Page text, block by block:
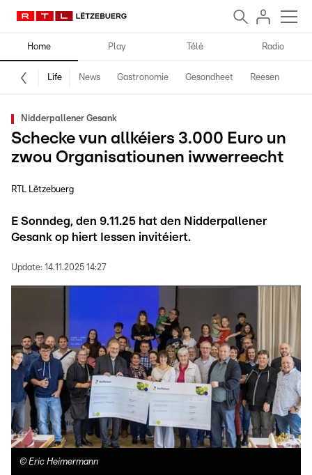
Home Play Télé Radio
Life News Gastronomie Gesondheet Reesen
Nidderpallener Gesank
Schecke vun allkéiers 3.000 Euro un
zwou Organisatiounen iwwerreecht
RTL Lëtzebuerg
E Sonndeg, den 9.11.25 hat den Nidderpallener
Gesank op hiert Iessen invitéiert.
Update: 14.11.2025 14:27
© Eric Heimermann